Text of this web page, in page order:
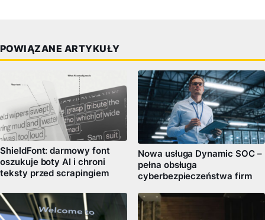
POWIĄZANE ARTYKUŁY
ShieldFont: darmowy font
oszukuje boty AI i chroni
teksty przed scrapingiem
Nowa usługa Dynamic SOC –
pełna obsługa
cyberbezpieczeństwa firm